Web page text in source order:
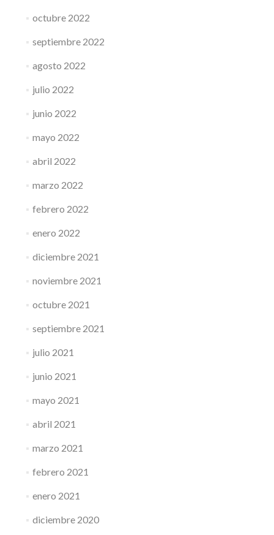
octubre 2022
septiembre 2022
agosto 2022
julio 2022
junio 2022
mayo 2022
abril 2022
marzo 2022
febrero 2022
enero 2022
diciembre 2021
noviembre 2021
octubre 2021
septiembre 2021
julio 2021
junio 2021
mayo 2021
abril 2021
marzo 2021
febrero 2021
enero 2021
diciembre 2020